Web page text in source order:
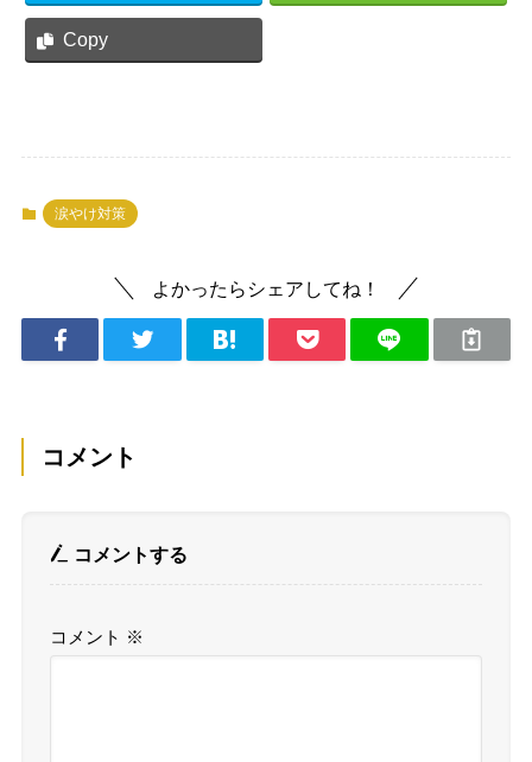
Copy
涙やけ対策
よかったらシェアしてね！
コメント
コメントする
コメント ※